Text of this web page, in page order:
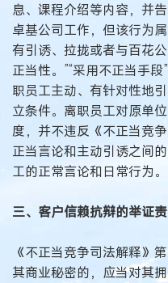
息、课程介绍等内容，并
卓基公司工作，但该行为
有引诱、拉拢或者与百花
正当性。”“采用不正当手
职员工主动、有针对性地
立条件。离职员工对原单
度，并不违反《不正当竞
正当言论和主动引诱之间
工的正常言论和日常行为。
三、客户信赖抗辩的举证
《不正当竞争司法解释》
其商业秘密的，应当对其